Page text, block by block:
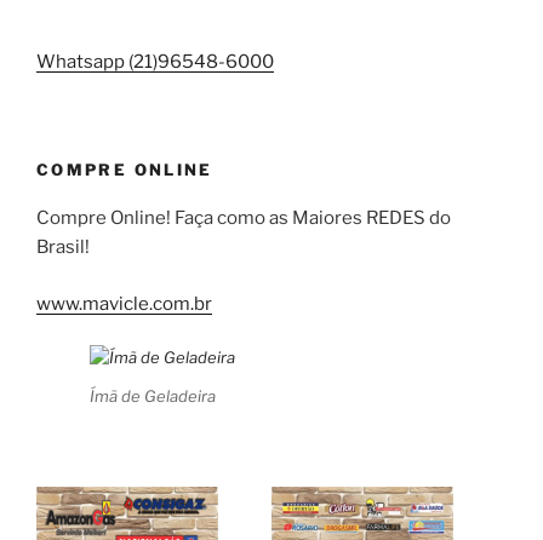
Whatsapp (21)96548-6000
COMPRE ONLINE
Compre Online! Faça como as Maiores REDES do
Brasil!
www.mavicle.com.br
Ímã de Geladeira